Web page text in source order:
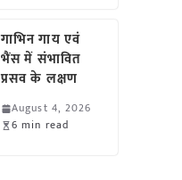
गाभिन गाय एवं
भैंस में संभावित
प्रसव के लक्षण
August 4, 2026
6 min read